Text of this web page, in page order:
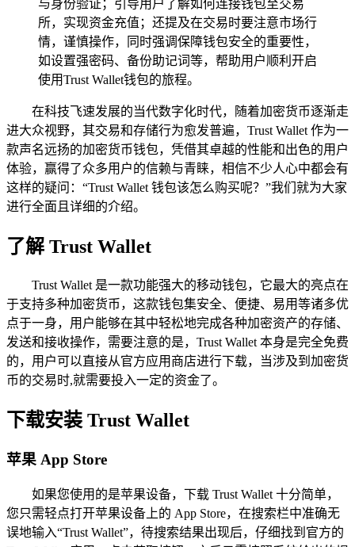
与身份验证；引导用户了解如何连接钱包至交易
所，实现资金充值；还提及在交易时要注意市场行
情，谨慎操作，同时强调保障钱包安全的重要性，
如设置强密码、备份助记词等，帮助用户顺利开启
使用Trust Wallet钱包的旅程。
在科技飞速发展的当代数字化时代，随着加密货币逐渐走
进大众视野，其交易和存储行为愈发普遍，Trust Wallet 作为一
款声名远扬的加密货币钱包，凭借其卓越的性能和出色的用户
体验，赢得了众多用户的信赖与青睐，相信不少人心中都会有
这样的疑问：“Trust Wallet 钱包该怎么购买呢？”我们就为大家
进行全面且详细的介绍。
了解 Trust Wallet
Trust Wallet 是一款功能强大的移动钱包，它最大的亮点在
于支持多种加密货币，这款钱包集安全、便捷、易用等诸多优
点于一身，用户能够在其中轻松地完成各种加密资产的存储、
发送和接收操作，需要注意的是，Trust Wallet 本身是完全免费
的，用户可以直接从官方应用商店进行下载，当涉及到加密货
币的交易时,就需要投入一定的资金了。
下载安装 Trust Wallet
苹果 App Store
如果您使用的是苹果设备，下载 Trust Wallet 十分简单，
您只需轻点打开苹果设备上的 App Store，在搜索栏中准确无
误地输入“Trust Wallet”，待搜索结果出现后，仔细找到官方的